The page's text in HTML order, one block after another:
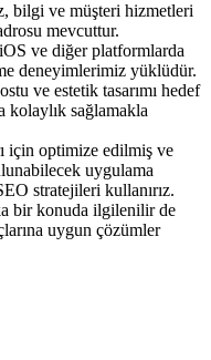
bilgi ve müşteri hizmetleri
mevcuttur.
ve diğer platformlarda
deneyimlerimiz yüklüdür.
ve estetik tasarımı hedef
kolaylık sağlamakla
için optimize edilmiş ve
uygulama
stratejileri kullanırız.
bir konuda ilgilenilir de
uygun çözümler